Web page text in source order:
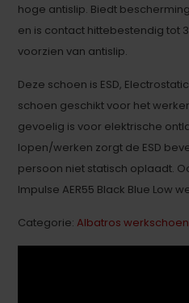
hoge antislip. Biedt
en is contact hittebestendig tot
voorzien van antislip.
Deze schoen is ESD,
schoen geschikt voor het
gevoelig is voor elektrische
lopen/werken zorgt de ESD
persoon niet statisch oplaadt.
Impulse AER55 Black Blue Low
Categorie:Albatros